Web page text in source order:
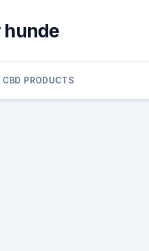
hunde
CBD PRODUCTS